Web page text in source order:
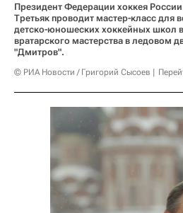
Президент Федерации хоккея
Третьяк проводит мастер-класс для
детско-юношеских хоккейных школ
вратарского мастерства в ледовом
"Дмитров".
© РИА Новости / Григорий Сысоев